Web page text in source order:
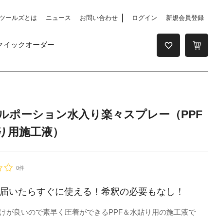
ールズとは ニュース お問い合わせ ログイン 新規会員登録
イックオーダー
ポーション水入り楽々スプレー（PPF
用施工液）
0件
いたらすぐに使える！希釈の必要もなし！
が良いので素早く圧着ができるPPF＆水貼り用の施工液で